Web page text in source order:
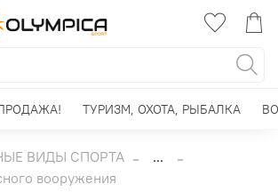
ТУРИЗМ, ОХОТА, РЫБАЛКА
ВИДЫ СПОРТА
...
вооружения